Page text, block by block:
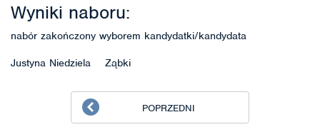
Wyniki naboru:
nabór zakończony wyborem kandydatki/kandydata
Justyna Niedziela Ząbki
POPRZEDNI